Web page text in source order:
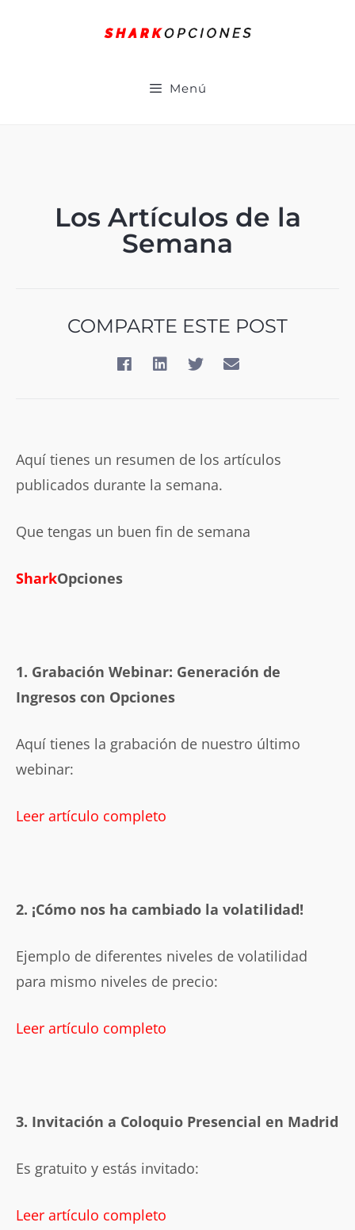
Menú
Los Artículos de la
Semana
COMPARTE ESTE POST
Aquí tienes un resumen de los artículos
publicados durante la semana.
Que tengas un buen fin de semana
SharkOpciones
1. Grabación Webinar: Generación de
Ingresos con Opciones
Aquí tienes la grabación de nuestro último
webinar:
Leer artículo completo
2. ¡Cómo nos ha cambiado la volatilidad!
Ejemplo de diferentes niveles de volatilidad
para mismo niveles de precio:
Leer artículo completo
3. Invitación a Coloquio Presencial en Madrid
Es gratuito y estás invitado:
Leer artículo completo